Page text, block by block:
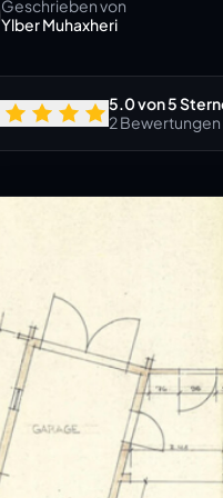
Geschrieben von
Ylber Muhaxheri
5.0 von 5
2 Bewertungen